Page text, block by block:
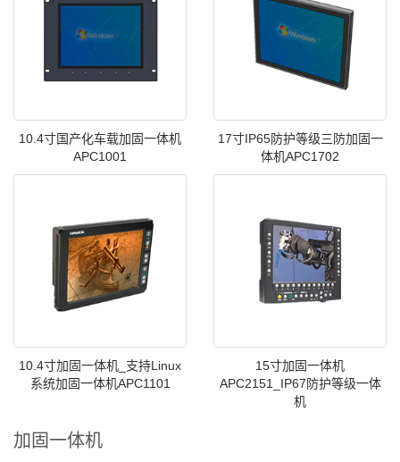
10.4寸国产化车载加固一体机
APC1001
17寸IP65防护等级三防加固一
体机APC1702
10.4寸加固一体机_支持Linux
系统加固一体机APC1101
15寸加固一体机
APC2151_IP67防护等级一体
机
加固一体机